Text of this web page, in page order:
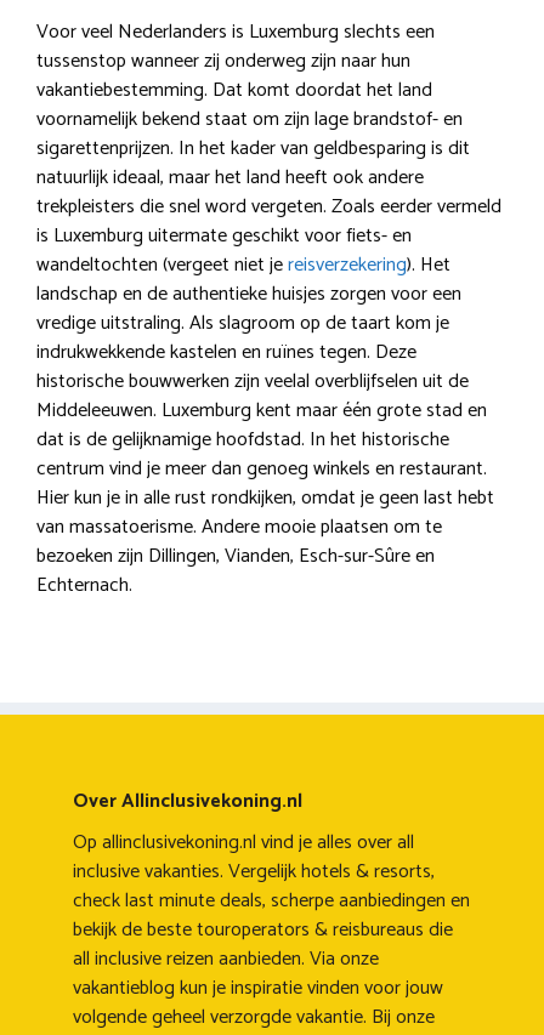
Voor veel Nederlanders is Luxemburg slechts een
tussenstop wanneer zij onderweg zijn naar hun
vakantiebestemming. Dat komt doordat het land
voornamelijk bekend staat om zijn lage brandstof- en
sigarettenprijzen. In het kader van geldbesparing is dit
natuurlijk ideaal, maar het land heeft ook andere
trekpleisters die snel word vergeten. Zoals eerder vermeld
is Luxemburg uitermate geschikt voor fiets- en
wandeltochten (vergeet niet jereisverzekering). Het
landschap en de authentieke huisjes zorgen voor een
vredige uitstraling. Als slagroom op de taart kom je
indrukwekkende kastelen en ruïnes tegen. Deze
historische bouwwerken zijn veelal overblijfselen uit de
Middeleeuwen. Luxemburg kent maar één grote stad en
dat is de gelijknamige hoofdstad. In het historische
centrum vind je meer dan genoeg winkels en restaurant.
Hier kun je in alle rust rondkijken, omdat je geen last hebt
van massatoerisme. Andere mooie plaatsen om te
bezoeken zijn Dillingen, Vianden, Esch-sur-Sûre en
Echternach.
Over Allinclusivekoning.nl
Op allinclusivekoning.nl vind je alles over all
inclusive vakanties. Vergelijk hotels & resorts,
check last minute deals, scherpe aanbiedingen en
bekijk de beste touroperators & reisbureaus die
all inclusive reizen aanbieden. Via onze
vakantieblog kun je inspiratie vinden voor jouw
volgende geheel verzorgde vakantie. Bij onze